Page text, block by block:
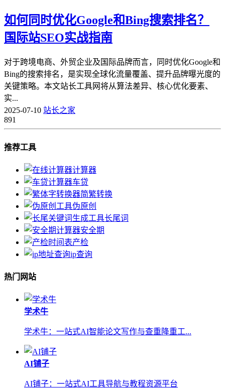
如何同时优化Google和Bing搜索排名？
国际站SEO实战指南
对于跨境电商、外贸企业及国际品牌而言，同时优化Google和
Bing的搜索排名，是实现全球化流量覆盖、提升品牌曝光度的
关键策略。本文站长工具网将从算法差异、核心优化要素、
实...
2025-07-10 站长之家
891
推荐工具
计算器
车贷
简繁转换
伪原创
长尾词
安全期
产检
ip查询
热门网站
学术牛
学术牛：一站式AI智能论文写作与查重降重工...
AI铺子
AI铺子：一站式AI工具导航与教程资源平台